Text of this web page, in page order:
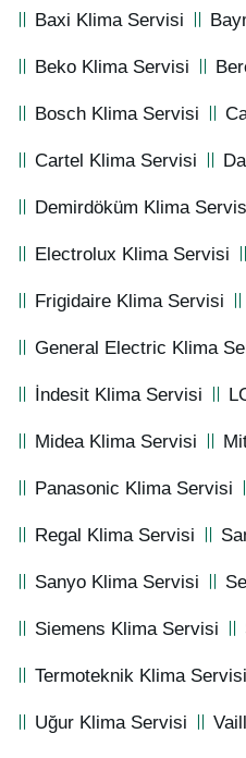
Baxi Klima Servisi
Beko Klima Servisi
Bosch Klima Servisi
Cartel Klima Servisi
Demirdöküm Klima
Electrolux Klima Servisi
Frigidaire Klima Servisi
General Electric Klima
İndesit Klima Servisi
Midea Klima Servisi
Panasonic Klima Servisi
Regal Klima Servisi
Sanyo Klima Servisi
Siemens Klima Servisi
Termoteknik Klima Servisi
Uğur Klima Servisi